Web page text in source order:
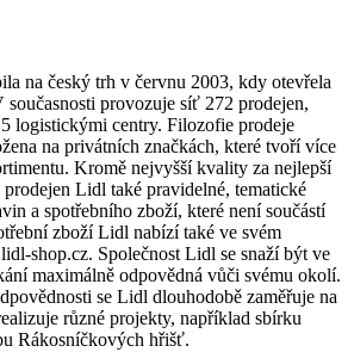
na český trh v červnu 2003, kdy otevřela
provozuje síť 272 prodejen,
logistickými centry. Filozofie prodeje
na privátních značkách, které tvoří více
Kromě nejvyšší kvality za nejlepší
Lidl také pravidelné, tematické
a spotřebního zboží, které není součástí
zboží Lidl nabízí také ve svém
shop.cz. Společnost Lidl se snaží být ve
maximálně odpovědná vůči svému okolí.
se Lidl dlouhodobě zaměřuje na
různé projekty, například sbírku
Rákosníčkových hřišť.